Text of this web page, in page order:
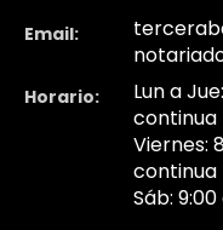
Email:
Horario:
Lun a
continua
Viernes:
continua
Sáb: